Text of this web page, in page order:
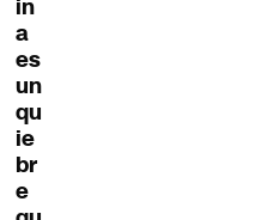
in
a
es
un
qu
ie
br
e